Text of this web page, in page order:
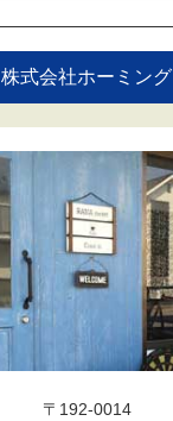
株式会社ホーミング
〒192-0014